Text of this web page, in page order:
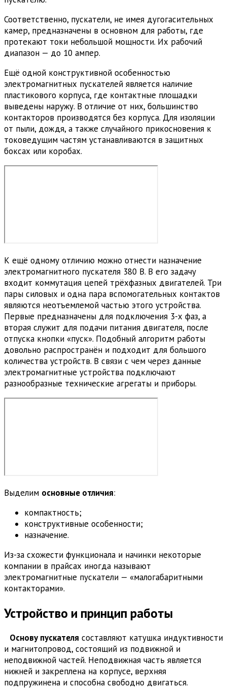
Соответственно, пускатели, не имея дугогасительных
камер, предназначены в основном для работы, где
протекают токи небольшой мощности. Их рабочий
диапазон — до 10 ампер.
Ещё одной конструктивной особенностью
электромагнитных пускателей является наличие
пластикового корпуса, где контактные площадки
выведены наружу. В отличие от них, большинство
контакторов производятся без корпуса. Для изоляции
от пыли, дождя, а также случайного прикосновения к
токоведущим частям устанавливаются в защитных
боксах или коробах.
К ещё одному отличию можно отнести назначение
электромагнитного пускателя 380 В. В его задачу
входит коммутация цепей трёхфазных двигателей. Три
пары силовых и одна пара вспомогательных контактов
являются неотъемлемой частью этого устройства.
Первые предназначены для подключения 3-х фаз, а
вторая служит для подачи питания двигателя, после
отпуска кнопки «пуск». Подобный алгоритм работы
довольно распространён и подходит для большого
количества устройств. В связи с чем через данные
электромагнитные устройства подключают
разнообразные технические агрегаты и приборы.
Выделим основные отличия:
компактность;
конструктивные особенности;
назначение.
Из-за схожести функционала и начинки некоторые
компании в прайсах иногда называют
электромагнитные пускатели — «малогабаритными
контакторами».
Устройство и принцип работы
Основу пускателя составляют катушка индуктивности
и магнитопровод, состоящий из подвижной и
неподвижной частей. Неподвижная часть является
нижней и закреплена на корпусе, верхняя
подпружинена и способна свободно двигаться.